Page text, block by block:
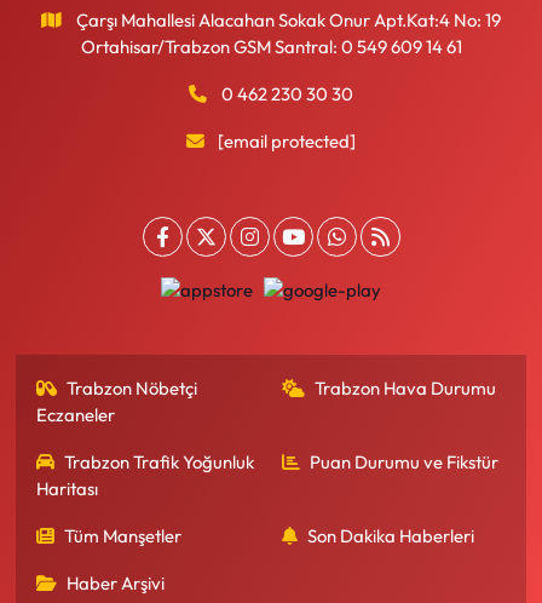
Çarşı Mahallesi Alacahan Sokak Onur Apt.Kat:4 No: 19
Ortahisar/Trabzon GSM Santral: 0 549 609 14 61
0 462 230 30 30
[email protected]
Trabzon Nöbetçi
Eczaneler
Trabzon Hava Durumu
Trabzon Trafik Yoğunluk
Haritası
Puan Durumu ve Fikstür
Tüm Manşetler Son Dakika Haberleri
Haber Arşivi